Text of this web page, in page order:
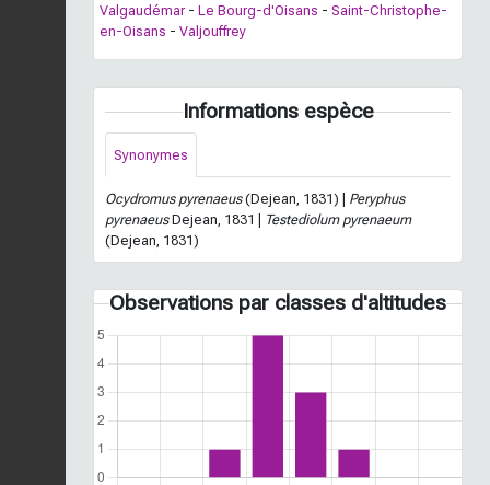
Valgaudémar - Le Bourg-d'Oisans - Saint-Christophe-
en-Oisans - Valjouffrey
Informations espèce
Synonymes
Ocydromus pyrenaeus(Dejean, 1831) | Peryphus
pyrenaeusDejean, 1831 | Testediolum pyrenaeum
(Dejean, 1831)
Observations par classes d'altitudes